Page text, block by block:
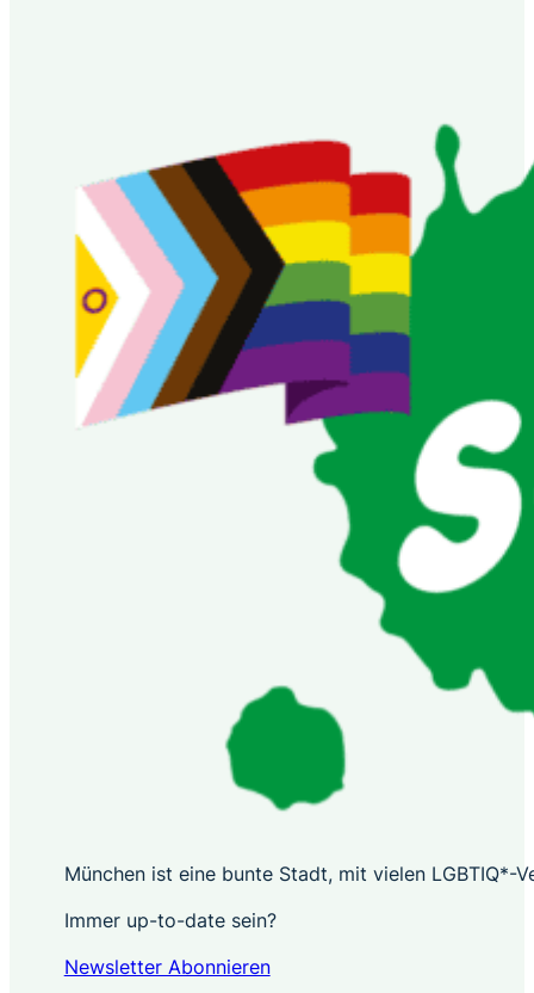
München ist eine bunte Stadt, mit vielen
Immer up-to-date sein?
Newsletter Abonnieren